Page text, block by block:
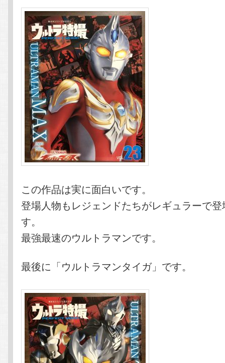
この作品は実に面白いです。
登場人物もレジェンドたちがレギュラーで
す。
最強最速のウルトラマンです。
最後に「ウルトラマンタイガ」です。